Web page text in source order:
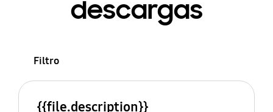
descargas
Filtro
{{file.description}}